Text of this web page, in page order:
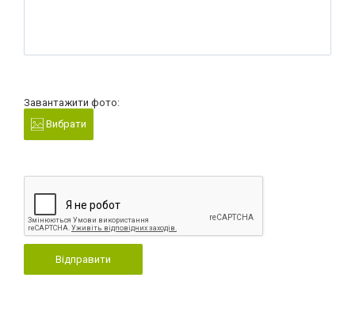
Завантажити фото:
Вибрати
Відправити